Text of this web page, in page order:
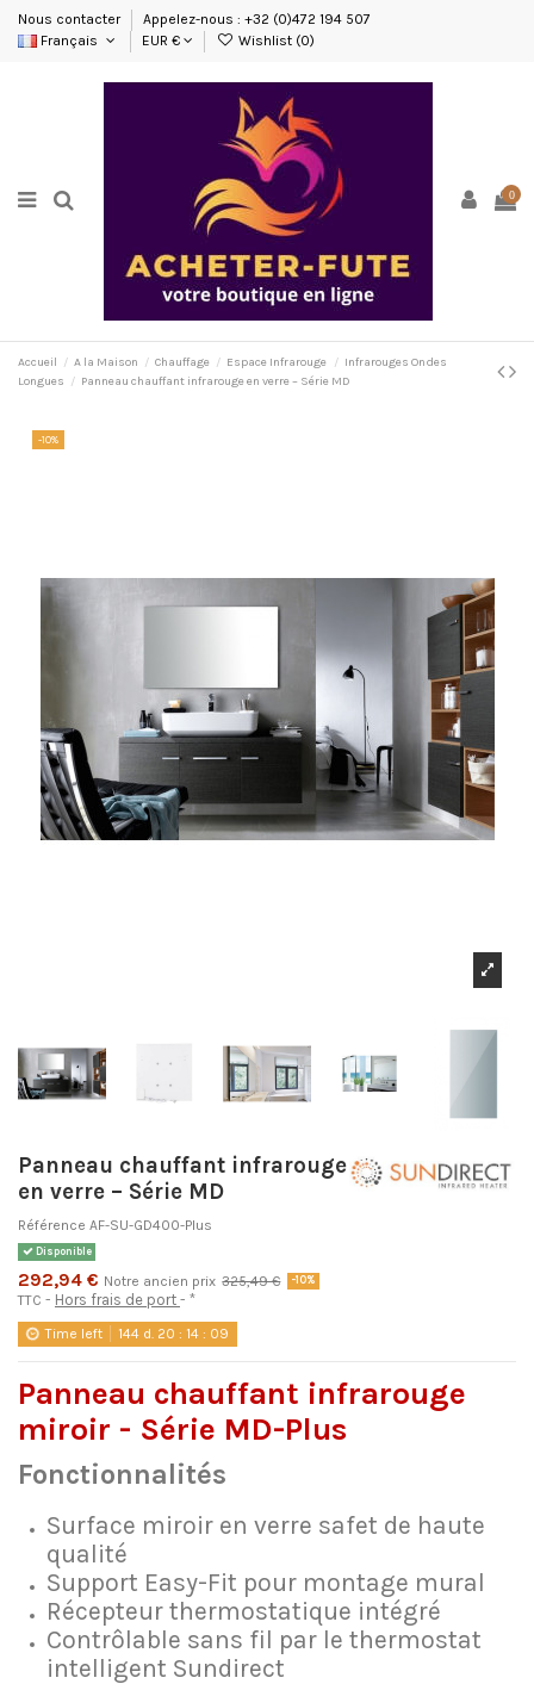
Nous contacter
Appelez-nous : +32 (0)472 194 507
Français
EUR € Wishlist (0)
0
Accueil A la Maison Chauffage Espace Infrarouge
Infrarouges Ondes
Longues
Panneau chauffant infrarouge en verre – Série MD
-10%
Panneau chauffant infrarouge
en verre – Série MD
Référence AF-SU-GD400-Plus
Disponible
292,94 € Notre ancien prix 325,49 € -10%
TTC Hors frais de port *
Time left 144 d. 20 : 14 : 09
Panneau chauffant infrarouge
miroir - Série MD-Plus
Fonctionnalités
Surface miroir en verre safet de haute
qualité
Support Easy-Fit pour montage mural
Récepteur thermostatique intégré
Contrôlable sans fil par le thermostat
intelligent Sundirect